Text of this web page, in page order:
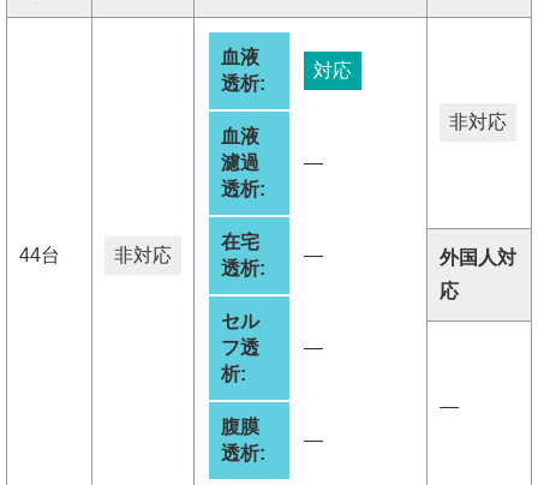
44台 非対応
血液
透析:
対応
血液
濾過
透析:
―
在宅
透析:
―
セル
フ透
析:
―
腹膜
透析:
―
非対応
外国人対
応
―